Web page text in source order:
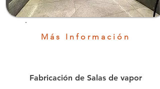
Más Información
Fabricación de Salas de vapor